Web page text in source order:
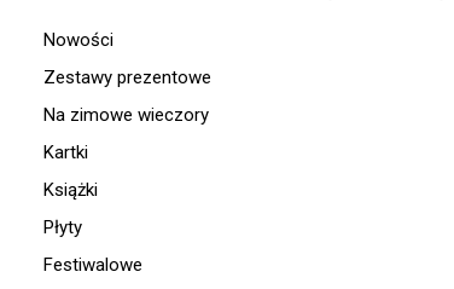
Nowości
Zestawy prezentowe
Na zimowe wieczory
Kartki
Książki
Płyty
Festiwalowe